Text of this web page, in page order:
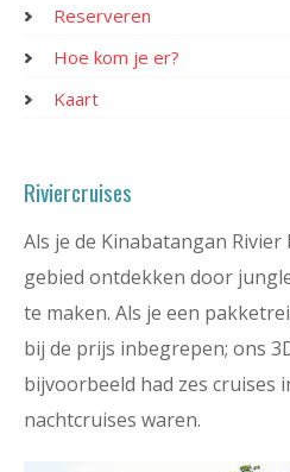
Reserveren
Hoe kom je er?
Kaart
Riviercruises
Als je de Kinabatangan
gebied ontdekken door
te maken. Als je een
bij de prijs inbegrepen; ons
bijvoorbeeld had zes cruises
nachtcruises waren.